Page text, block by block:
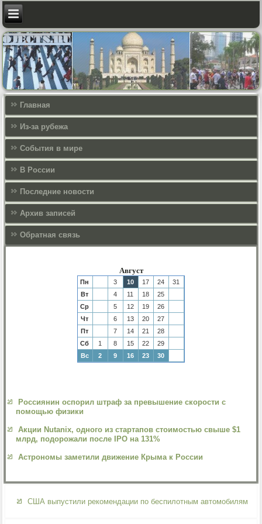
Главная
Из-за рубежа
События в мире
В России
Последние новости
Архив записей
Обратная связь
Август
Пн 3 10 17 24
31
Вт
4 11 18
25
Ср
5 12 19
26
Чт
6 13 20
27
Пт
7 14 21
28
Сб
1 8 15 22
29
Вс
2 9 16 23 30
Россиянин оспорил штраф за превышение скорости с
помощью физики
Акции Nutanix, одного из стартапов стоимостью свыше $1
млрд, подорожали после IPO на 131%
Астрономы заметили движение Крыма к России
США выпустили рекомендации по беспилотным автомобилям